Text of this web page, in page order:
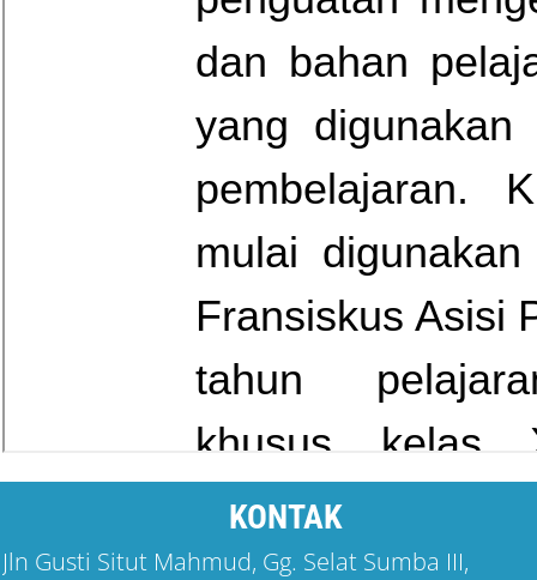
KONTAK
Jln Gusti Situt Mahmud, Gg. Selat Sumba III,